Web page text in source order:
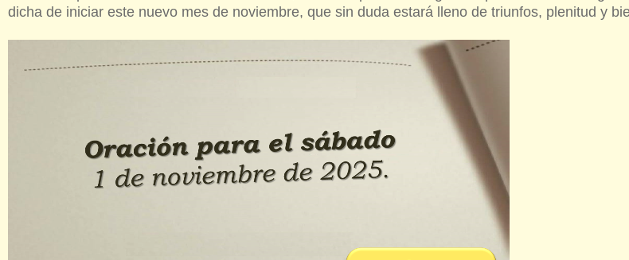
dicha de iniciar este nuevo mes de noviembre, que sin duda estará lleno de triunfos, plenitud y